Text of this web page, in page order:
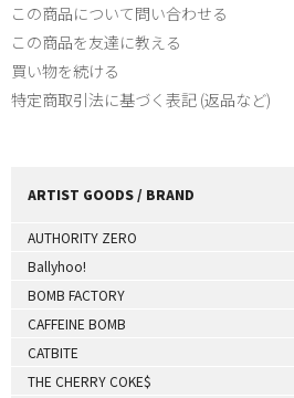
この商品について問い合わせる
この商品を友達に教える
買い物を続ける
特定商取引法に基づく表記 (返品など)
ARTIST GOODS / BRAND
AUTHORITY ZERO
Ballyhoo!
BOMB FACTORY
CAFFEINE BOMB
CATBITE
THE CHERRY COKE$